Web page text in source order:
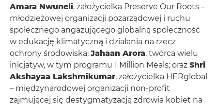
Amara Nwuneli, założycielka Preserve Our Roots –
młodzieżowej organizacji pozarządowej i ruchu
społecznego angażującego globalną społeczność
w edukację klimatyczną i działania na rzecz
ochrony środowiska; Jahaan Arora, twórca wielu
inicjatyw, w tym programu 1 Million Meals; oraz Shri
Akshayaa Lakshmikumar, założycielka HERglobal
– międzynarodowej organizacji non-profit
zajmującej się destygmatyzacją zdrowia kobiet na